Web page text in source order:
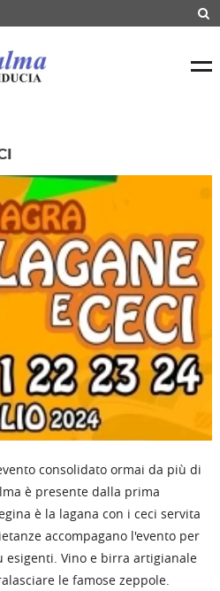
consolidato ormai da più di
è presente dalla prima
è la lagana con i ceci servita
accompagano l'evento per
esigenti. Vino e birra artigianale
le famose zeppole.